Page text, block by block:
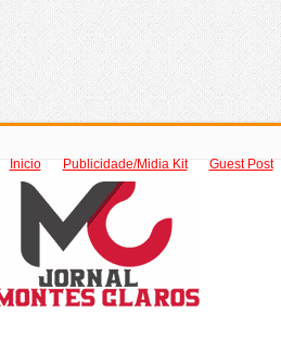
Inicio Publicidade/Midia Kit Guest Post